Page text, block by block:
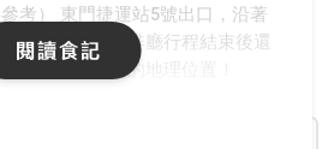
考） 東門捷運站5號出口，沿著
彎就到了，咖啡廳行程結束後還
美食，有夠讚的地理位置！
閱讀食記